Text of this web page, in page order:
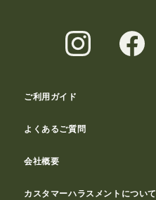
ご利用ガイド
よくあるご質問
会社概要
カスタマーハラスメントについて